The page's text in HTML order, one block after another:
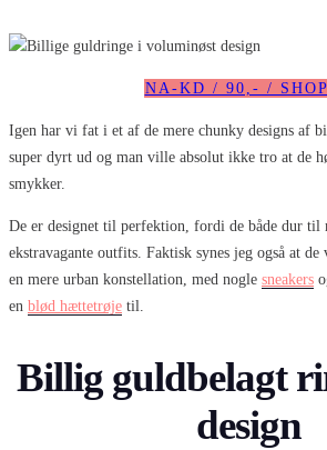
NA-KD / 90,- /
Igen har vi fat i et af de mere chunky designs af
super dyrt ud og man ville absolut ikke tro at de
smykker.
De er designet til perfektion, fordi de både dur til
ekstravagante outfits. Faktisk synes jeg også at
en mere urban konstellation, med nogle sneakers
en blød hættetrøje til.
Billig guldbelagt
design